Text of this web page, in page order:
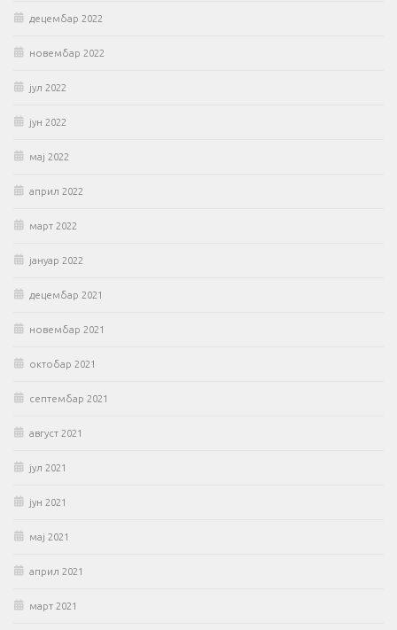
децембар 2022
новембар 2022
јул 2022
јун 2022
мај 2022
април 2022
март 2022
јануар 2022
децембар 2021
новембар 2021
октобар 2021
септембар 2021
август 2021
јул 2021
јун 2021
мај 2021
април 2021
март 2021